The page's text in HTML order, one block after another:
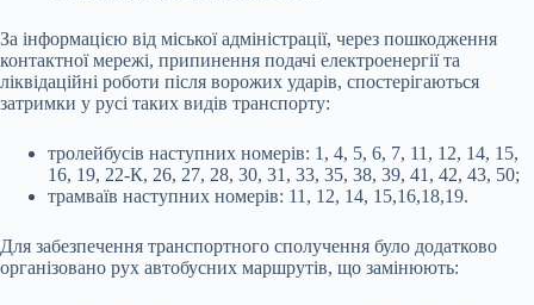
За інформацією від міської адміністрації, через пошкодження
контактної мережі, припинення подачі електроенергії та
ліквідаційні роботи після ворожих ударів, спостерігаються
затримки у русі таких видів транспорту:
тролейбусів наступних номерів: 1, 4, 5, 6, 7, 11, 12, 14, 15,
16, 19, 22-К, 26, 27, 28, 30, 31, 33, 35, 38, 39, 41, 42, 43, 50;
трамваїв наступних номерів: 11, 12, 14, 15,16,18,19.
Для забезпечення транспортного сполучення було додатково
організовано рух автобусних маршрутів, що замінюють: